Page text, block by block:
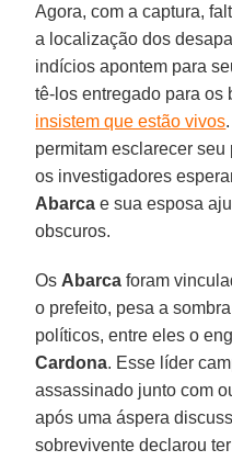
Agora, com a captura,
a localização dos
indícios apontem para
tê-los entregado para os
insistem que estão vivos
permitam esclarecer
os investigadores
Abarca e sua esposa
obscuros.
Os Abarca foram
o prefeito, pesa a
políticos, entre eles o
Cardona. Esse líder
assassinado junto com
após uma áspera
sobrevivente declarou